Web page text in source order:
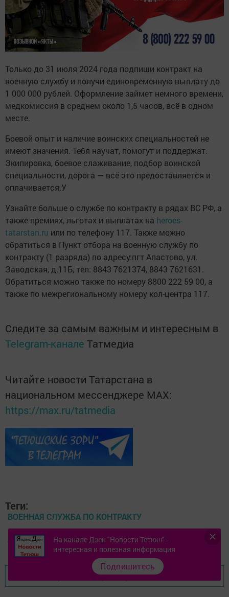
Только до 31 июля 2024 года подпиши контракт на
военную службу и получи единовременную выплату до
1 000 000 рублей. Оформление займет немного времени,
медкомиссия в среднем около 1,5 часов, всё в одном
месте.
Боевой опыт и наличие воинских специальностей не
имеют значения. Тебя научат, помогут и поддержат.
Экипировка, боевое слаживание, подбор воинской
специальности, дорога — всё это предоставляется и
оплачивается.У
Узнайте больше о службе по контракту в рядах ВС РФ, а
также премиях, льготах и выплатах на heroes-
tatarstan.ru или по телефону 117. Также можно
обратиться в Пункт отбора на военную службу по
контракту (1 разряда) по адресу:пгт Апастово, ул.
Заводская, д.11Б, тел: 8843 7621374, 8843 7621631.
Обратиться можно также по номеру 8800 222 59 00, а
также по межрегиональному номеру кол-центра 117.
Следите за самым важным и интересным в
Telegram-канале Татмедиа
Читайте новости Татарстана в
национальном мессенджере MАХ:
https://max.ru/tatmedia
Теги:
ВОЕННАЯ СЛУЖБА ПО КОНТРАКТУ
#СВО
Перейти на страницу новости
На канале Дзен "Новости Тетюш" -
интересная и полезная информация
Подпишитесь